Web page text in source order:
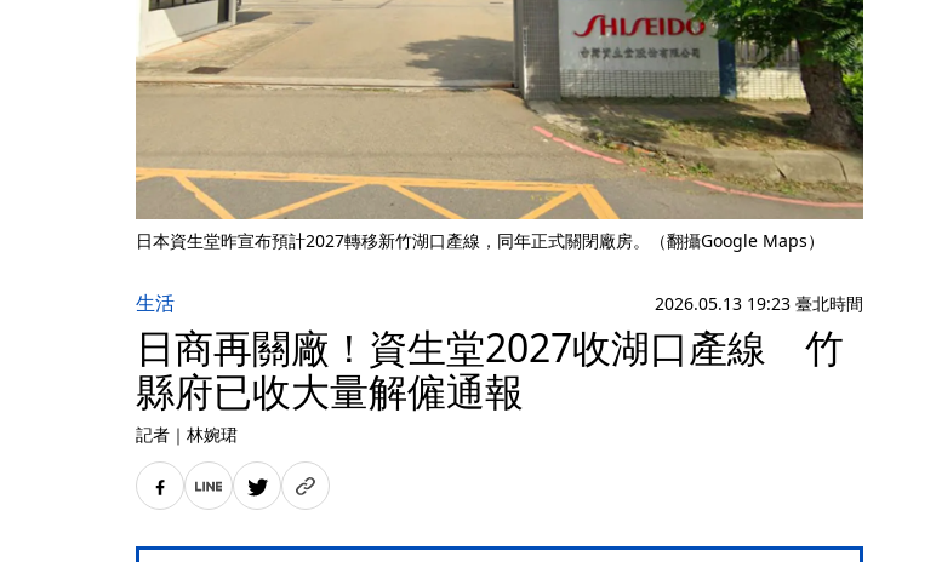
日本資生堂昨宣布預計2027轉移新竹湖口產線，同年正式關閉廠房。（翻攝Google Maps）
生活 2026.05.13 19:23 臺北時間
日商再關廠！資生堂2027收湖口產線 竹
縣府已收大量解僱通報
記者 ｜ 林婉珺